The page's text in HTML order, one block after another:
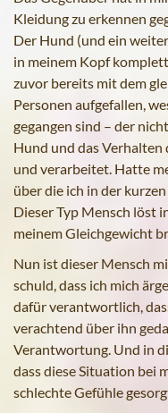
Kleidung zu erkennen
Der Hund (und ein
in meinem Kopf
zuvor bereits mit dem
Personen aufgefallen,
gegangen sind – der
Hund und das Verhalten
und verarbeitet. Hatte
über die ich in der
Dieser Typ Mensch löst
meinem Gleichgewicht
Nun ist dieser Mensch
schuld, dass ich mich
dafür verantwortlich,
verachtend über ihn
Verantwortung. Und in
dass diese Situation bei
schlechte Gefühle